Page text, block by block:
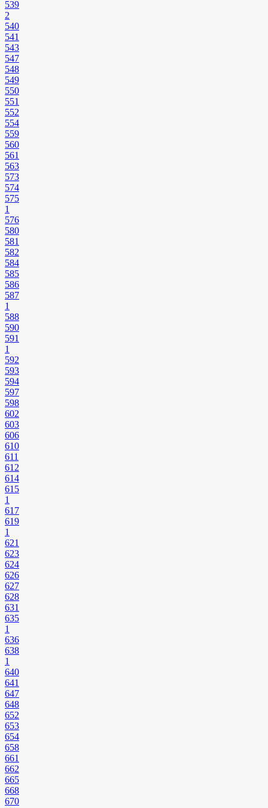
539
2
540
541
543
547
548
549
550
551
552
554
559
560
561
563
573
574
575
1
576
580
581
582
584
585
586
587
1
588
590
591
1
592
593
594
597
598
602
603
606
610
611
612
614
615
1
617
619
1
621
623
624
626
627
628
631
635
1
636
638
1
640
641
647
648
652
653
654
658
661
662
665
668
670